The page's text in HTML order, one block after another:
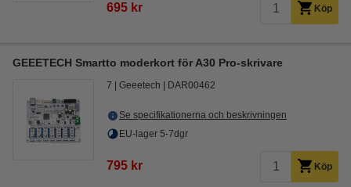
695 kr Köp
GEEETECH Smartto moderkort för A30 Pro-skrivare
7 Geeetech DAR00462
Se specifikationerna och beskrivningen
EU-lager 5-7dgr
795 kr Köp